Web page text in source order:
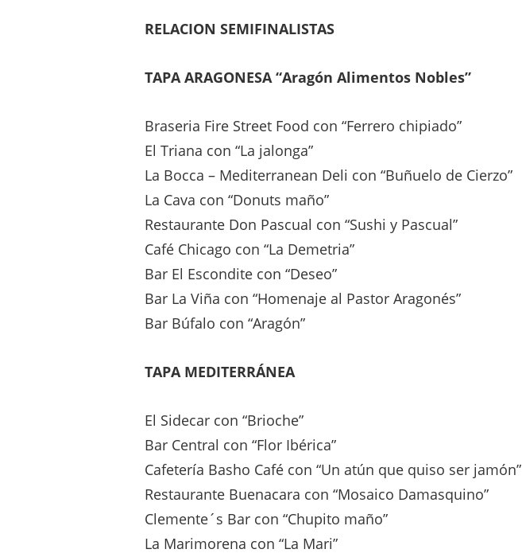
RELACION SEMIFINALISTAS
TAPA ARAGONESA “Aragón Alimentos Nobles”
Braseria Fire Street Food con “Ferrero chipiado”
El Triana con “La jalonga”
La Bocca – Mediterranean Deli con “Buñuelo de Cierzo”
La Cava con “Donuts maño”
Restaurante Don Pascual con “Sushi y Pascual”
Café Chicago con “La Demetria”
Bar El Escondite con “Deseo”
Bar La Viña con “Homenaje al Pastor Aragonés”
Bar Búfalo con “Aragón”
TAPA MEDITERRÁNEA
El Sidecar con “Brioche”
Bar Central con “Flor Ibérica”
Cafetería Basho Café con “Un atún que quiso ser jamón”
Restaurante Buenacara con “Mosaico Damasquino”
Clemente´s Bar con “Chupito maño”
La Marimorena con “La Mari”